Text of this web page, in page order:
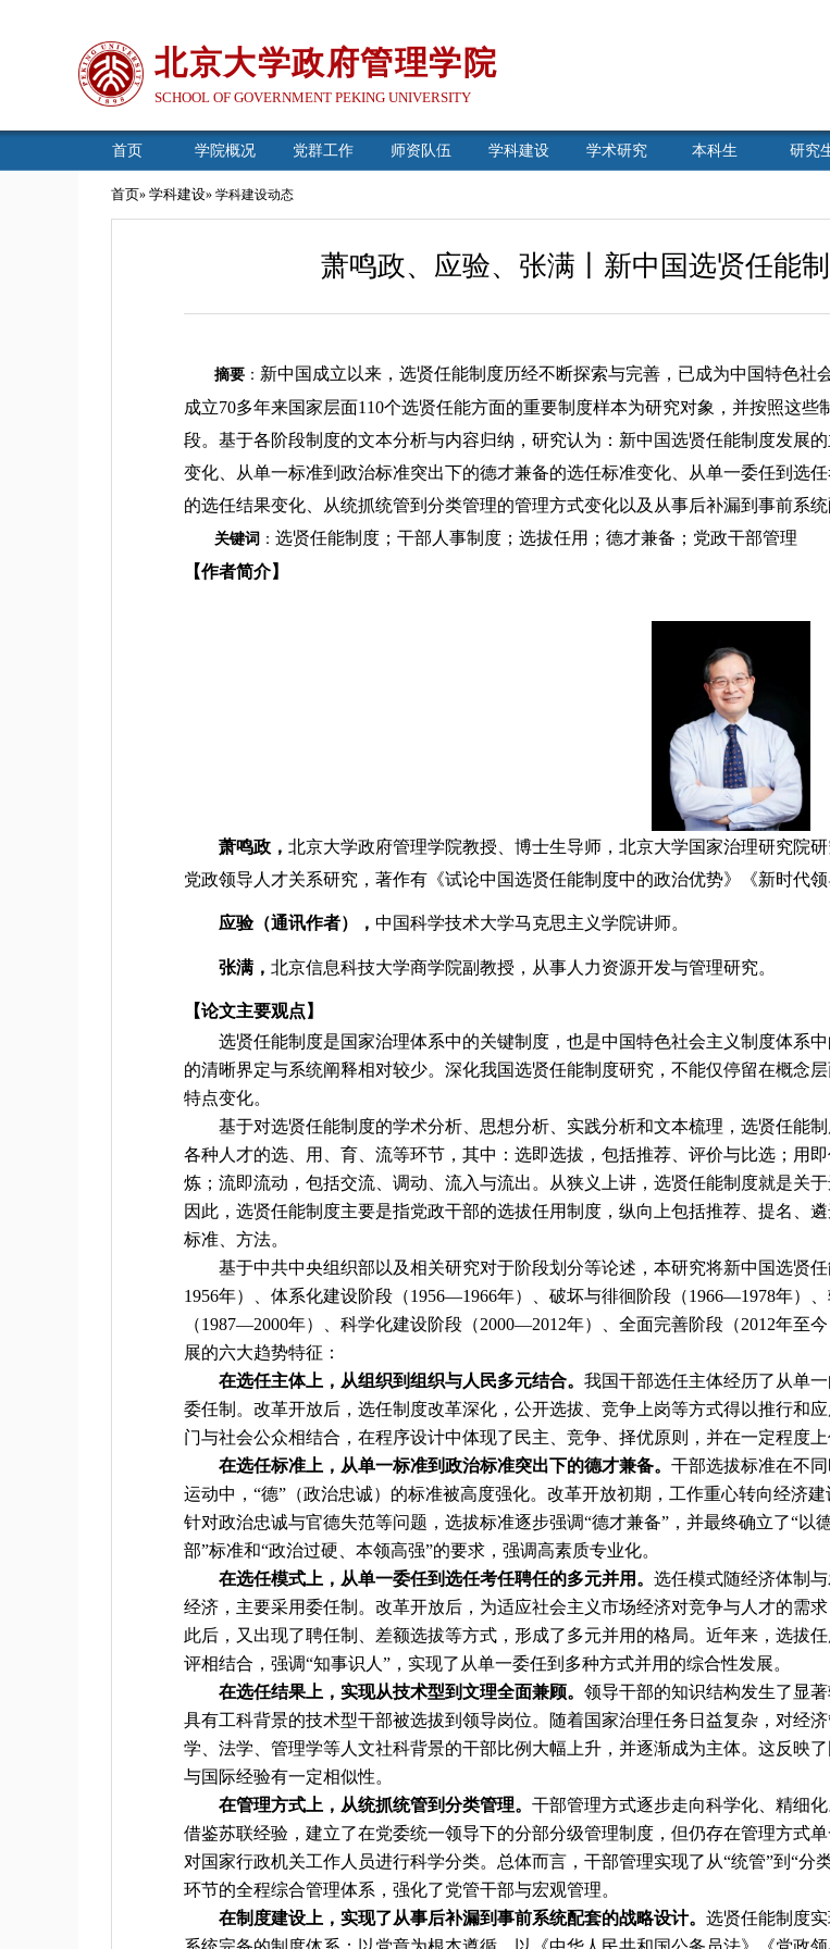
北京大学政府管理学院
SCHOOL OF GOVERNMENT PEKING UNIVERSITY
首页 学院概况 党群工作 师资队伍 学科建设 学术研究 本科生 研究
首页» 学科建设» 学科建设动态
萧鸣政、应验、张满丨新中国选贤任能
摘要 ： 新中国成立以来，选贤任能制度历经不断探索与完善，已成为中国特色
成立70多年来国家层面110个选贤任能方面的重要制度样本为研究对象，并按照这
段。基于各阶段制度的文本分析与内容归纳，研究认为：新中国选贤任能制度发展
变化、从单一标准到政治标准突出下的德才兼备的选任标准变化、从单一委任到选
的选任结果变化、从统抓统管到分类管理的管理方式变化以及从事后补漏到事前系
关键词 ： 选贤任能制度；干部人事制度；选拔任用；德才兼备；党政干部管理
【作者简介】
萧鸣政， 北京大学政府管理学院教授、博士生导师，北京大学国家治理研究院
党政领导人才关系研究，著作有《试论中国选贤任能制度中的政治优势》《新时代
应验（通讯作者）， 中国科学技术大学马克思主义学院讲师。
张满， 北京信息科技大学商学院副教授，从事人力资源开发与管理研究。
【论文主要观点】
选贤任能制度是国家治理体系中的关键制度，也是中国特色社会主义制度体系
的清晰界定与系统阐释相对较少。深化我国选贤任能制度研究，不能仅停留在概念
特点变化。
基于对选贤任能制度的学术分析、思想分析、实践分析和文本梳理，选贤任能
各种人才的选、用、育、流等环节，其中：选即选拔，包括推荐、评价与比选；用
炼；流即流动，包括交流、调动、流入与流出。从狭义上讲，选贤任能制度就是关
因此，选贤任能制度主要是指党政干部的选拔任用制度，纵向上包括推荐、提名、
标准、方法。
基于中共中央组织部以及相关研究对于阶段划分等论述，本研究将新中国选贤
1956年）、体系化建设阶段（1956—1966年）、破坏与徘徊阶段（1966—1978年）
（1987—2000年）、科学化建设阶段（2000—2012年）、全面完善阶段（2012年至
展的六大趋势特征：
在选任主体上，从组织到组织与人民多元结合。 我国干部选任主体经历了从单
委任制。改革开放后，选任制度改革深化，公开选拔、竞争上岗等方式得以推行和
门与社会公众相结合，在程序设计中体现了民主、竞争、择优原则，并在一定程度
在选任标准上，从单一标准到政治标准突出下的德才兼备。 干部选拔标准在不
运动中，“德”（政治忠诚）的标准被高度强化。改革开放初期，工作重心转向经济
针对政治忠诚与官德失范等问题，选拔标准逐步强调“德才兼备”，并最终确立了“以
部”标准和“政治过硬、本领高强”的要求，强调高素质专业化。
在选任模式上，从单一委任到选任考任聘任的多元并用。 选任模式随经济体制
经济，主要采用委任制。改革开放后，为适应社会主义市场经济对竞争与人才的需
此后，又出现了聘任制、差额选拔等方式，形成了多元并用的格局。近年来，选拔
评相结合，强调“知事识人”，实现了从单一委任到多种方式并用的综合性发展。
在选任结果上，实现从技术型到文理全面兼顾。 领导干部的知识结构发生了显
具有工科背景的技术型干部被选拔到领导岗位。随着国家治理任务日益复杂，对经
学、法学、管理学等人文社科背景的干部比例大幅上升，并逐渐成为主体。这反映
与国际经验有一定相似性。
在管理方式上，从统抓统管到分类管理。 干部管理方式逐步走向科学化、精细
借鉴苏联经验，建立了在党委统一领导下的分部分级管理制度，但仍存在管理方式
对国家行政机关工作人员进行科学分类。总体而言，干部管理实现了从“统管”到“
环节的全程综合管理体系，强化了党管干部与宏观管理。
在制度建设上，实现了从事后补漏到事前系统配套的战略设计。 选贤任能制度